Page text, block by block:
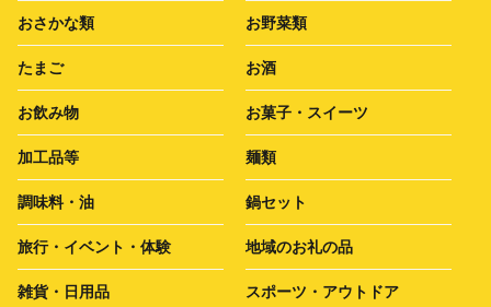
おさかな類 お野菜類
たまご お酒
お飲み物 お菓子・スイーツ
加工品等 麺類
調味料・油 鍋セット
旅行・イベント・体験 地域のお礼の品
雑貨・日用品 スポーツ・アウトドア